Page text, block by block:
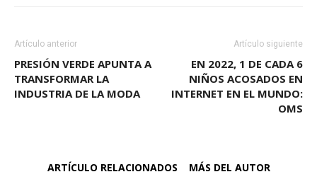
Artículo anterior
PRESIÓN VERDE APUNTA A
TRANSFORMAR LA
INDUSTRIA DE LA MODA
Artículo siguiente
EN 2022, 1 DE CADA 6
NIÑOS ACOSADOS EN
INTERNET EN EL MUNDO:
OMS
ARTÍCULO RELACIONADOS MÁS DEL AUTOR